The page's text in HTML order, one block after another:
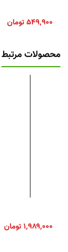
۵۴۹,۹۰۰تومان
محصولات مرتبط
۱,۹۸۹,۰۰۰تومان